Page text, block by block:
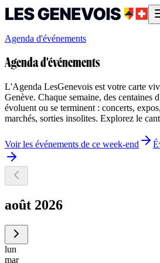
Agenda d'événements
Agenda d'événements
L'Agenda LesGenevois est votre carte
Genève. Chaque semaine, des centaines
évoluent ou se terminent : concerts,
marchés, sorties insolites. Explorez le
Voir les événements de ce week-end
août 2026
lun
mar